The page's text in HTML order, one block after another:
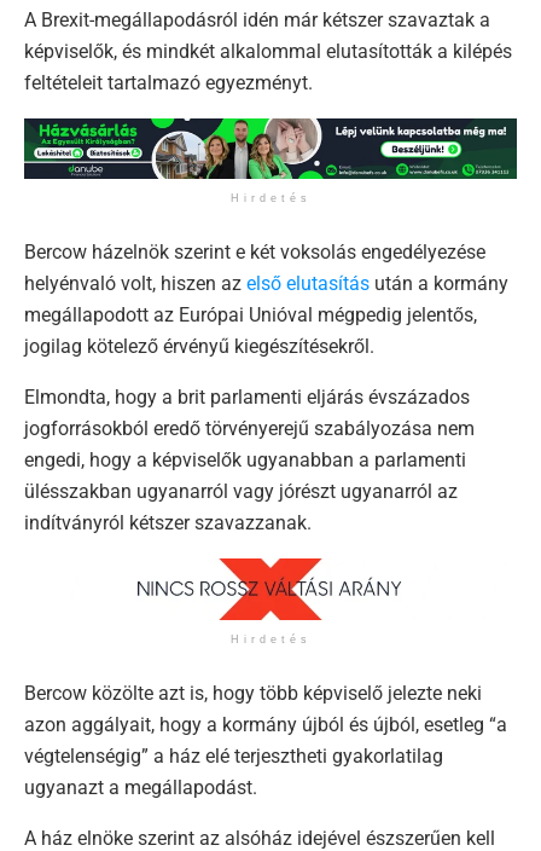
A Brexit-megállapodásról idén már kétszer szavaztak a
képviselők, és mindkét alkalommal elutasították a kilépés
feltételeit tartalmazó egyezményt.
Hirdetés
Bercow házelnök szerint e két voksolás engedélyezése
helyénvaló volt, hiszen az első elutasítás után a kormány
megállapodott az Európai Unióval mégpedig jelentős,
jogilag kötelező érvényű kiegészítésekről.
Elmondta, hogy a brit parlamenti eljárás évszázados
jogforrásokból eredő törvényerejű szabályozása nem
engedi, hogy a képviselők ugyanabban a parlamenti
ülésszakban ugyanarról vagy jórészt ugyanarról az
indítványról kétszer szavazzanak.
Hirdetés
Bercow közölte azt is, hogy több képviselő jelezte neki
azon aggályait, hogy a kormány újból és újból, esetleg “a
végtelenségig” a ház elé terjesztheti gyakorlatilag
ugyanazt a megállapodást.
A ház elnöke szerint az alsóház idejével észszerűen kell